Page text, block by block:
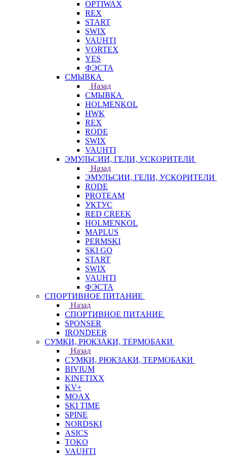
OPTIWAX
REX
START
SWIX
VAUHTI
VORTEX
YES
ФЭСТА
СМЫВКА
Назад
СМЫВКА
HOLMENKOL
HWK
REX
RODE
SWIX
VAUHTI
ЭМУЛЬСИИ, ГЕЛИ, УСКОРИТЕЛИ
Назад
ЭМУЛЬСИИ, ГЕЛИ, УСКОРИТЕЛИ
RODE
PROTEAM
УКТУС
RED CREEK
HOLMENKOL
MAPLUS
PERMSKI
SKI GO
START
SWIX
VAUHTI
ФЭСТА
СПОРТИВНОЕ ПИТАНИЕ
Назад
СПОРТИВНОЕ ПИТАНИЕ
SPONSER
IRONDEER
СУМКИ, РЮКЗАКИ, ТЕРМОБАКИ
Назад
СУМКИ, РЮКЗАКИ, ТЕРМОБАКИ
BIVIUM
KINETIXX
KV+
MOAX
SKI TIME
SPINE
NORDSKI
ASICS
TOKO
VAUHTI